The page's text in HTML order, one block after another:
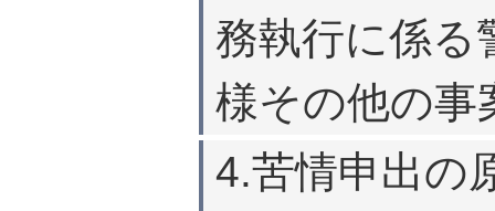
務執行に係る
様その他の事
4.苦情申出の